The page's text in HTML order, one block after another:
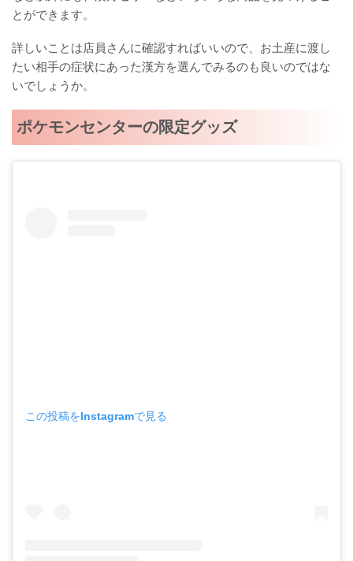
とができます。
詳しいことは店員さんに確認すればいいので、お土産に渡し
たい相手の症状にあった漢方を選んでみるのも良いのではな
いでしょうか。
ポケモンセンターの限定グッズ
この投稿をInstagramで見る